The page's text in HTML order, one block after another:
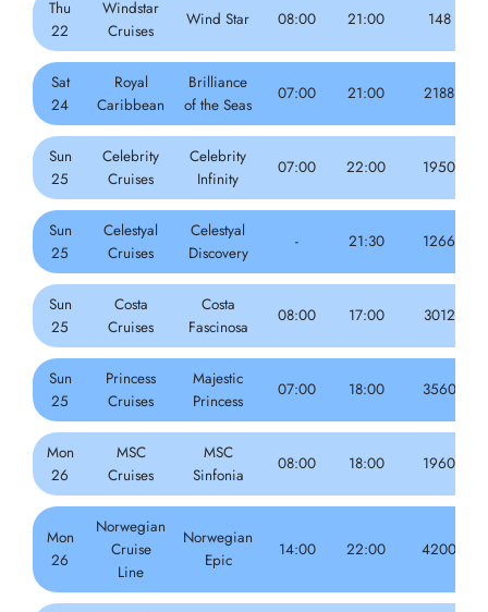
Thu
22
Windstar
Cruises
Wind Star 08:00 21:00 148
Sat
24
Royal
Caribbean
Brilliance
of the Seas
07:00 21:00 2188
Sun
25
Celebrity
Cruises
Celebrity
Infinity
07:00 22:00 1950
Sun
25
Celestyal
Cruises
Celestyal
Discovery
- 21:30 1266
Sun
25
Costa
Cruises
Costa
Fascinosa
08:00 17:00 3012
Sun
25
Princess
Cruises
Majestic
Princess
07:00 18:00 3560
Mon
26
MSC
Cruises
MSC
Sinfonia
08:00 18:00 1960
Mon
26
Norwegian
Cruise
Line
Norwegian
Epic
14:00 22:00 4200